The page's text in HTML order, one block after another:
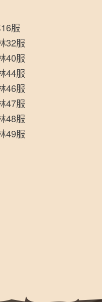
服
32服
40服
44服
46服
47服
48服
49服